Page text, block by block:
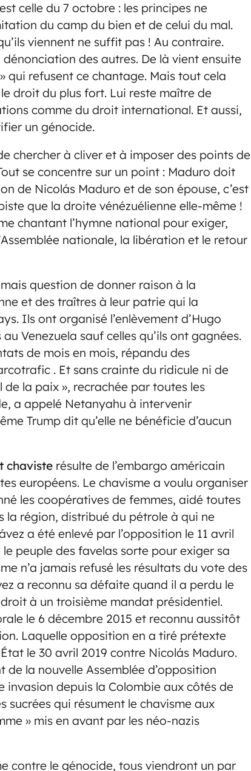
celle du 7 octobre : les principes ne
du camp du bien et de celui du mal.
viennent ne suffit pas ! Au contraire.
des autres. De là vient ensuite
qui refusent ce chantage. Mais tout cela
droit du plus fort. Lui reste maître de
comme du droit international. Et aussi,
un génocide.
chercher à cliver et à imposer des points de
se concentre sur un point : Maduro doit
de Nicolás Maduro et de son épouse, c’est
que la droite vénézuélienne elle-même !
chantant l’hymne national pour exiger,
nationale, la libération et le retour
question de donner raison à la
et des traîtres à leur patrie qui la
Ils ont organisé l’enlèvement d’Hugo
Venezuela sauf celles qu’ils ont gagnées.
de mois en mois, répandu des
. Et sans crainte du ridicule ni de
la paix », recrachée par toutes les
a appelé Netanyahu à intervenir
Trump dit qu’elle ne bénéficie d’aucun
chaviste résulte de l’embargo américain
européens. Le chavisme a voulu organiser
les coopératives de femmes, aidé toutes
la région, distribué du pétrole à qui ne
a été enlevé par l’opposition le 11 avril
peuple des favelas sorte pour exiger sa
n’a jamais refusé les résultats du vote des
a reconnu sa défaite quand il a perdu le
à un troisième mandat présidentiel.
le 6 décembre 2015 et reconnu aussitôt
Laquelle opposition en a tiré prétexte
le 30 avril 2019 contre Nicolás Maduro.
la nouvelle Assemblée d’opposition
invasion depuis la Colombie aux côtés de
sucrées qui résument le chavisme aux
» mis en avant par les néo-nazis
contre le génocide, tous viendront un par